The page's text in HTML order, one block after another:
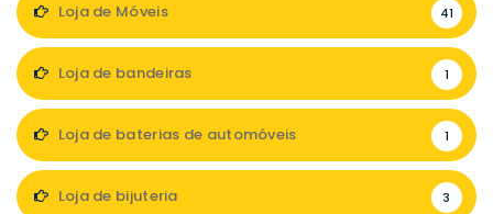
Loja de Móveis 41
Loja de bandeiras 1
Loja de baterias de automóveis 1
Loja de bijuteria 3